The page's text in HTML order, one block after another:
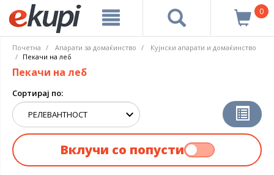
0
Почетна Апарати за домаќинство
Кујнски апарати и домаќинство
Пекачи на леб
Пекачи на леб
Сортирај по:
Вклучи со попусти